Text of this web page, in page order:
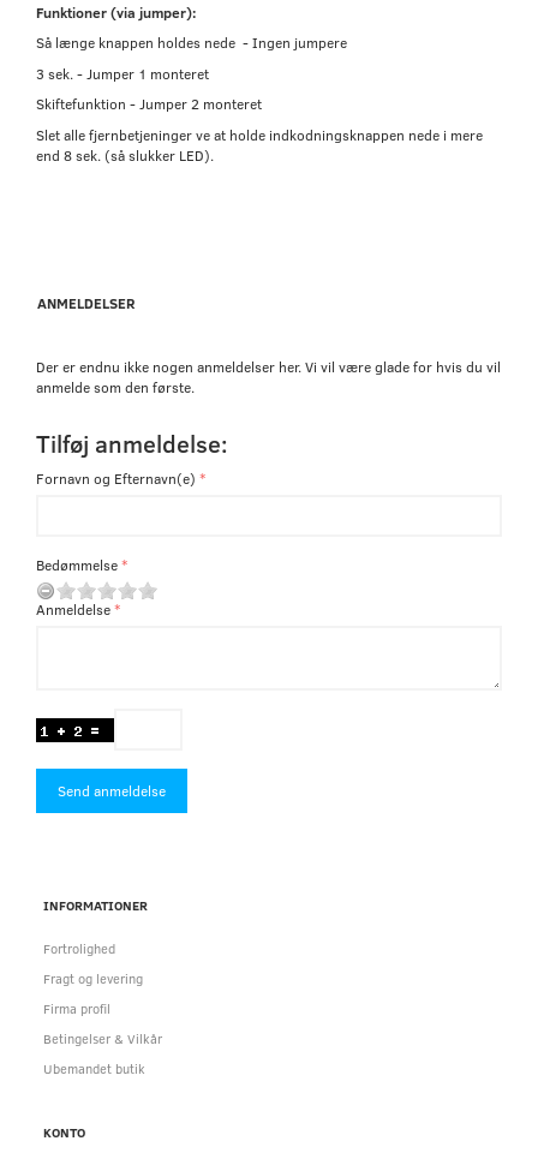
Funktioner (via jumper):
Så længe knappen holdes nede - Ingen jumpere
3 sek. - Jumper 1 monteret
Skiftefunktion - Jumper 2 monteret
Slet alle fjernbetjeninger ve at holde indkodningsknappen nede i mere
end 8 sek. (så slukker LED).
ANMELDELSER
Der er endnu ikke nogen anmeldelser her. Vi vil være glade for hvis du vil
anmelde som den første.
Tilføj anmeldelse:
Fornavn og Efternavn(e)
Bedømmelse
Anmeldelse
Send anmeldelse
INFORMATIONER
Fortrolighed
Fragt og levering
Firma profil
Betingelser & Vilkår
Ubemandet butik
KONTO